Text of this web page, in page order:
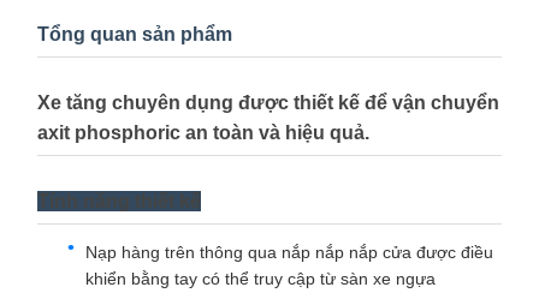
Tổng quan sản phẩm
Xe tăng chuyên dụng được thiết kế để vận chuyển
axit phosphoric an toàn và hiệu quả.
Tính năng thiết kế
Nạp hàng trên thông qua nắp nắp nắp cửa được điều
khiển bằng tay có thể truy cập từ sàn xe ngựa